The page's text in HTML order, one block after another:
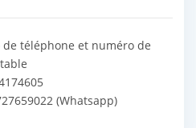
téléphone et numéro de
(Whatsapp)